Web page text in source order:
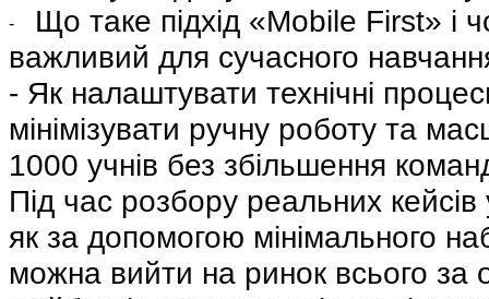
-
Що таке підхід «Mobile First» і
важливий для сучасного
- Як налаштувати технічні
мінімізувати ручну роботу та
1000 учнів без збільшення
Під час розбору реальних
як за допомогою мінімального
можна вийти на ринок всього за